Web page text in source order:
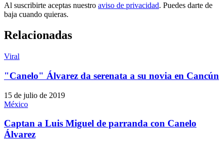
Al suscribirte aceptas nuestro aviso de privacidad. Puedes darte de
baja cuando quieras.
Relacionadas
Viral
"Canelo" Álvarez da serenata a su novia en Cancún
15 de julio de 2019
México
Captan a Luis Miguel de parranda con Canelo
Álvarez